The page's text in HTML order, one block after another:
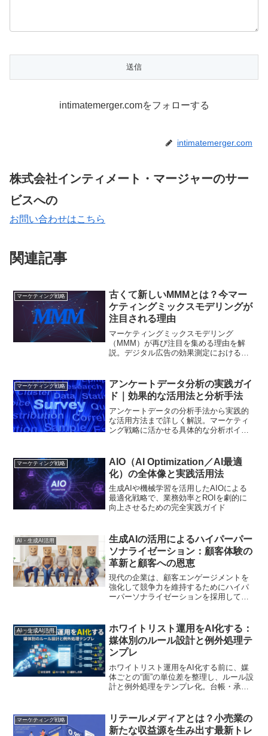
intimatemerger.comをフォローする
intimatemerger.com
株式会社インティメート・マージャーのサー
ビスへの
お問い合わせはこちら
関連記事
マーケティング戦略
古くて新しいMMMとは？今マー
ケティングミックスモデリングが
注目される理由
マーケティングミックスモデリング
（MMM）が再び注目を集める理由を解
説。デジタル広告の効果測定における課
マーケティング戦略
アンケートデータ分析の実践ガイ
ド｜効果的な活用法と分析手法
アンケートデータの分析手法から実践的
な活用方法まで詳しく解説。マーケティ
ング戦略に活かせる具体的な分析ポイン
マーケティング戦略
AIO（AI Optimization／AI最適
化）の全体像と実践活用法
生成AIや機械学習を活用したAIOによる
最適化戦略で、業務効率とROIを劇的に
向上させるための完全実践ガイド
AI・生成AI活用
生成AIの活用によるハイパーパー
ソナライゼーション：顧客体験の
革新と顧客への恩恵
現代の企業は、顧客エンゲージメントを
強化して競争力を維持するためにハイパ
ーパーソナライゼーションを採用してお
AI・生成AI活用
ホワイトリスト運用をAI化する：
媒体別のルール設計と例外処理テ
ンプレ
ホワイトリスト運用をAI化する前に、媒
体ごとの“面”の単位差を整理し、ルール設
計と例外処理をテンプレ化。台帳・承
を防ぎながら更新・棚卸しを回す手順を
解説します
マーケティング戦略
リテールメディアとは？小売業の
新たな収益源を生み出す最新トレ